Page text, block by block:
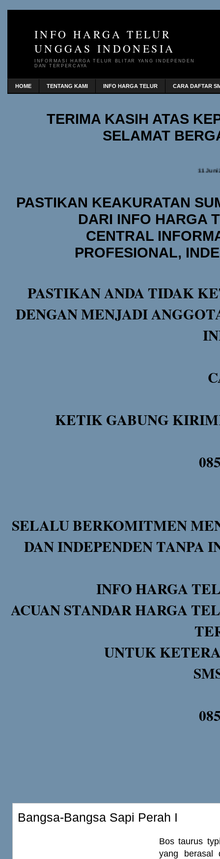
INFO HARGA TELUR
UNGGAS INDONESIA
INFORMASI HARGA TELUR BLITAR YANG INDEPENDEN
DAN TERPERCAYA
HOME TENTANG KAMI INFO HARGA TELUR CARA DAFTAR
TERIMA KASIH ATAS
SELAMAT
11 Juni
PASTIKAN KEAKURATAN
DARI INFO HARGA
CENTRAL
PROFESIONAL,
PASTIKAN ANDA TIDAK
DENGAN MENJADI
KETIK GABUNG
SELALU BERKOMITMEN
DAN INDEPENDEN TANPA
INFO HARGA
ACUAN STANDAR HARGA
UNTUK
Bangsa-Bangsa Sapi Perah I
Bos taurus
yang berasal